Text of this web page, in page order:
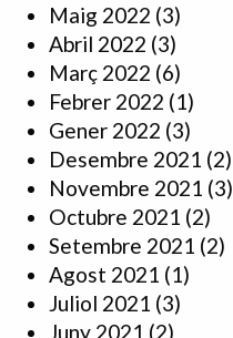
Maig 2022 (3)
Abril 2022 (3)
Març 2022 (6)
Febrer 2022 (1)
Gener 2022 (3)
Desembre 2021 (2)
Novembre 2021 (3)
Octubre 2021 (2)
Setembre 2021 (2)
Agost 2021 (1)
Juliol 2021 (3)
Juny 2021 (2)